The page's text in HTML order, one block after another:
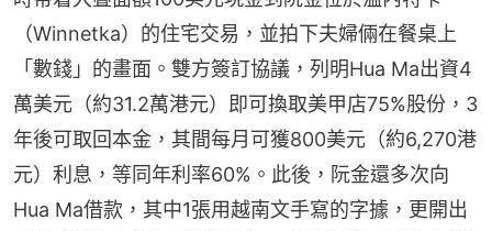
（Winnetka）的住宅交易，並拍下夫婦倆在餐桌上
「數錢」的畫面。雙方簽訂協議，列明Hua Ma出資4
萬美元（約31.2萬港元）即可換取美甲店75%股份，3
年後可取回本金，其間每月可獲800美元（約6,270港
元）利息，等同年利率60%。此後，阮金還多次向
Hua Ma借款，其中1張用越南文手寫的字據，更開出